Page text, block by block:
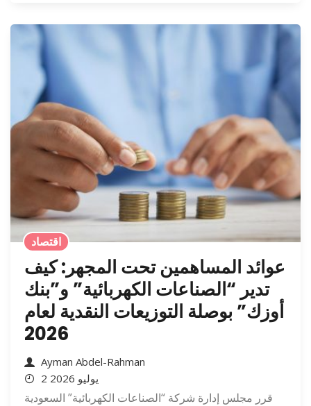
اقتصاد
عوائد المساهمين تحت المجهر: كيف
تدير “الصناعات الكهربائية” و”بنك
أوزك” بوصلة التوزيعات النقدية لعام
2026
Ayman Abdel-Rahman
2 يوليو 2026
قرر مجلس إدارة شركة “الصناعات الكهربائية” السعودية